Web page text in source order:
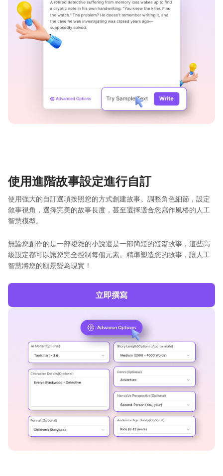
使用進階故事設定進行自訂
使用強大的自訂選項按照您的方式創建故事。調整角色細節，設定
敘事視角，選擇完美的故事長度，甚至選擇適合您寫作風格的人工
智慧模型。
無論您創作的是一部複雜的小說還是一部簡短的短篇故事，這些高
級設定都可以讓您完全控制每個元素。精準塑造您的故事，讓人工
智慧將您的願景變為現實！
立即撰寫